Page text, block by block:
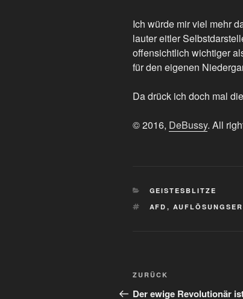
Ich würde mir viel mehr
lauter eitler
offensichtlich wichtiger
für den eigenen
Da drück ich doch mal
© 2016, DeBussy. All
KATEGORIEN
GEISTESBLITZE
SCHLAGWÖRTER
AFD ,
Vorheriger
Beitrag
ZURÜCK
Der ewige Revolutionär